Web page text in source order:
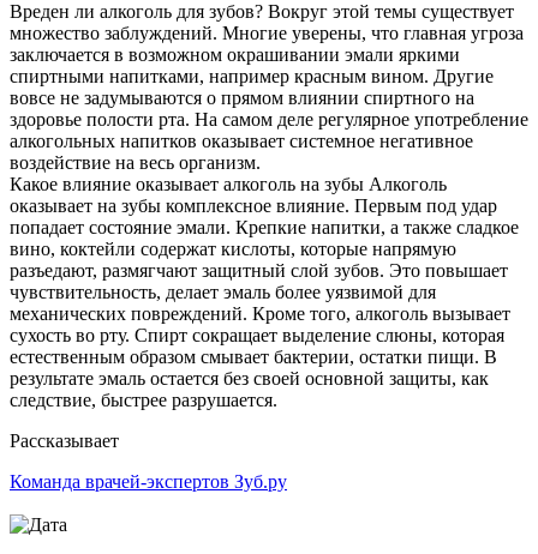
Вреден ли алкоголь для зубов? Вокруг этой темы существует
множество заблуждений. Многие уверены, что главная угроза
заключается в возможном окрашивании эмали яркими
спиртными напитками, например красным вином. Другие
вовсе не задумываются о прямом влиянии спиртного на
здоровье полости рта. На самом деле регулярное употребление
алкогольных напитков оказывает системное негативное
воздействие на весь организм.
Какое влияние оказывает алкоголь на зубы Алкоголь
оказывает на зубы комплексное влияние. Первым под удар
попадает состояние эмали. Крепкие напитки, а также сладкое
вино, коктейли содержат кислоты, которые напрямую
разъедают, размягчают защитный слой зубов. Это повышает
чувствительность, делает эмаль более уязвимой для
механических повреждений. Кроме того, алкоголь вызывает
сухость во рту. Спирт сокращает выделение слюны, которая
естественным образом смывает бактерии, остатки пищи. В
результате эмаль остается без своей основной защиты, как
следствие, быстрее разрушается.
Рассказывает
Команда врачей-экспертов Зуб.ру